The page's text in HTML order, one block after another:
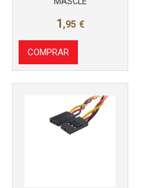
1 ,95 €
COMPRAR